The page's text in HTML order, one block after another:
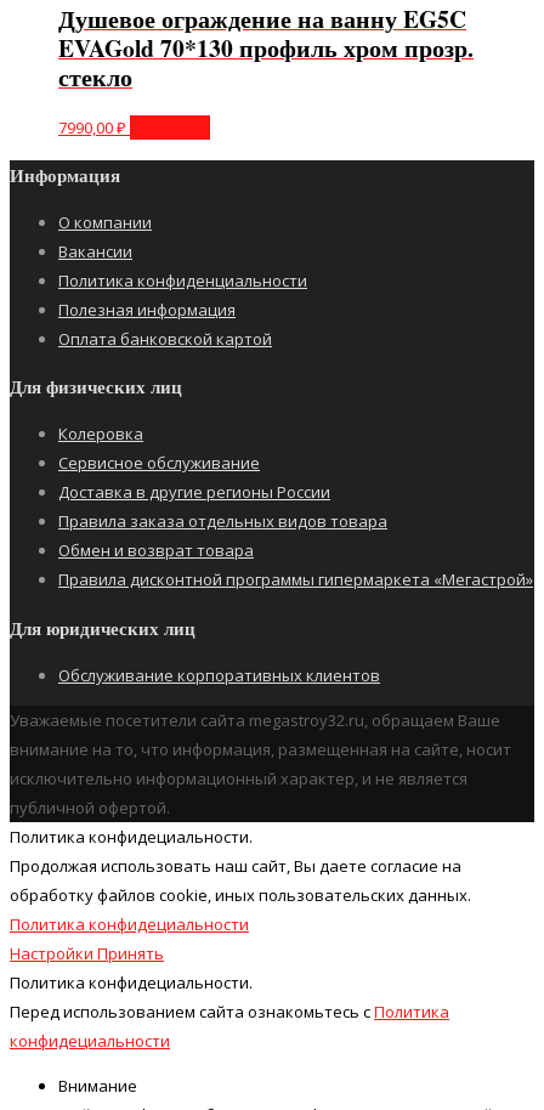
Душевое ограждение на ванну EG5C
EVAGold 70*130 профиль хром прозр.
стекло
7990,00₽
Информация
О компании
Вакансии
Политика конфиденциальности
Полезная информация
Оплата банковской картой
Для физических лиц
Колеровка
Сервисное обслуживание
Доставка в другие регионы России
Правила заказа отдельных видов товара
Обмен и возврат товара
Правила дисконтной программы гипермаркета «Мегастрой»
Для юридических лиц
Обслуживание корпоративных клиентов
Уважаемые посетители сайта megastroy32.ru, обращаем Ваше
внимание на то, что информация, размещенная на сайте, носит
исключительно информационный характер, и не является
публичной офертой.
Политика конфидециальности.
Продолжая использовать наш cайт, Вы даете согласие на
обработку файлов cookie, иных пользовательских данных.
Политика конфидециальности
Настройки Принять
Политика конфидециальности.
Перед использованием сайта ознакомьтесь сПолитика
конфидециальности
Внимание